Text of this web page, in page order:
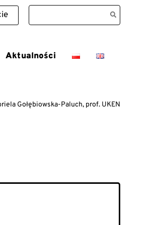
Search
for:
Aktualności
Gołębiowska-Paluch, prof. UKEN